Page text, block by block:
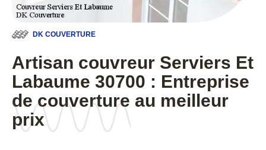
DK COUVERTURE
Artisan couvreur Serviers Et
Labaume 30700 : Entreprise
de couverture au meilleur
prix